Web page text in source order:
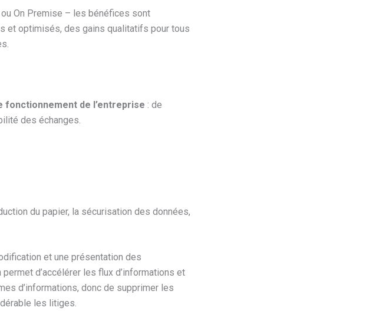
ou On Premise – les bénéfices sont
et optimisés, des gains qualitatifs pour tous
fonctionnement de l’entreprise : de
des échanges.
du papier, la sécurisation des données,
et une présentation des
d’accélérer les flux d’informations et
d’informations, donc de supprimer les
les litiges.